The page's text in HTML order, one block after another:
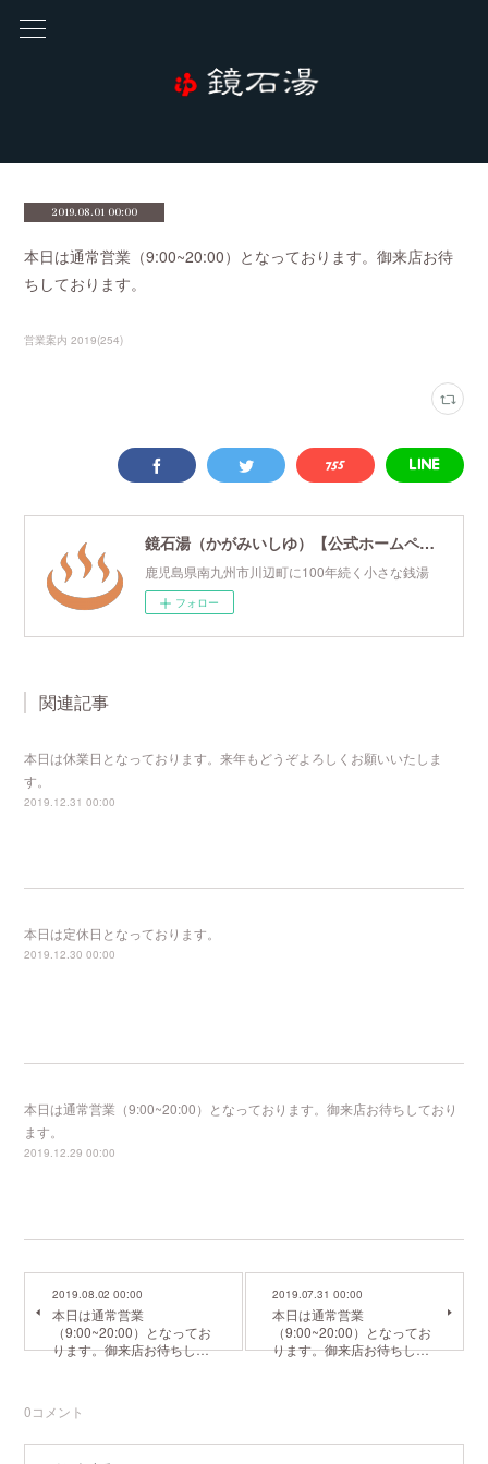
2019.08.01 00:00
本日は通常営業（9:00~20:00）となっております。御来店お待
ちしております。
営業案内 2019(254)
鏡石湯（かがみいしゆ）【公式ホームページ】
鹿児島県南九州市川辺町に100年続く小さな銭湯
フォロー
関連記事
本日は休業日となっております。来年もどうぞよろしくお願いいたしま
す。
2019.12.31 00:00
本日は定休日となっております。
2019.12.30 00:00
本日は通常営業（9:00~20:00）となっております。御来店お待ちしており
ます。
2019.12.29 00:00
2019.08.02 00:00
本日は通常営業
（9:00~20:00）となってお
ります。御来店お待ちし…
2019.07.31 00:00
本日は通常営業
（9:00~20:00）となってお
ります。御来店お待ちし…
0コメント